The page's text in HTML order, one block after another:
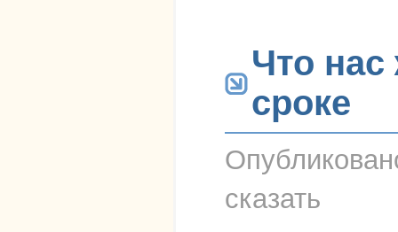
Что
сроке
сказать